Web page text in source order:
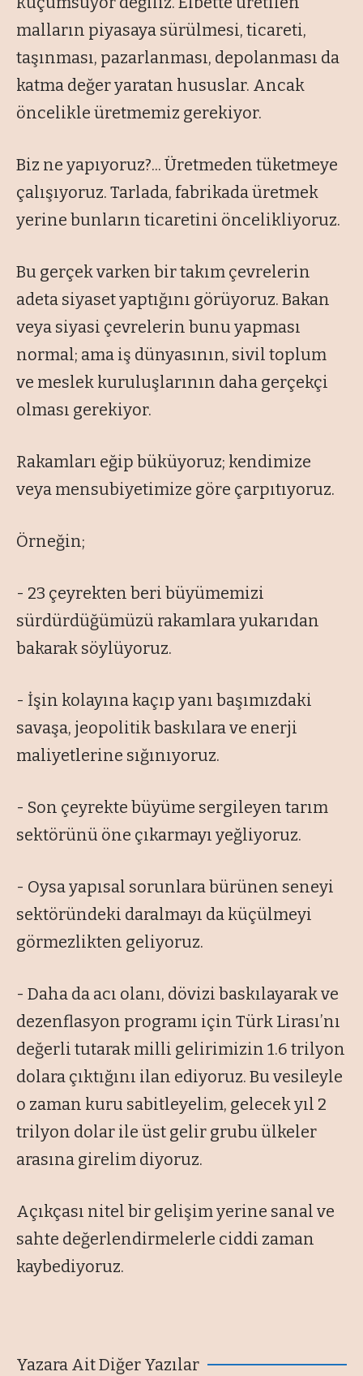
malların piyasaya sürülmesi, ticareti,
taşınması, pazarlanması, depolanması da
katma değer yaratan hususlar. Ancak
öncelikle üretmemiz gerekiyor.
Biz ne yapıyoruz?... Üretmeden tüketmeye
çalışıyoruz. Tarlada, fabrikada üretmek
yerine bunların ticaretini öncelikliyoruz.
Bu gerçek varken bir takım çevrelerin
adeta siyaset yaptığını görüyoruz. Bakan
veya siyasi çevrelerin bunu yapması
normal; ama iş dünyasının, sivil toplum
ve meslek kuruluşlarının daha gerçekçi
olması gerekiyor.
Rakamları eğip büküyoruz; kendimize
veya mensubiyetimize göre çarpıtıyoruz.
Örneğin;
- 23 çeyrekten beri büyümemizi
sürdürdüğümüzü rakamlara yukarıdan
bakarak söylüyoruz.
- İşin kolayına kaçıp yanı başımızdaki
savaşa, jeopolitik baskılara ve enerji
maliyetlerine sığınıyoruz.
- Son çeyrekte büyüme sergileyen tarım
sektörünü öne çıkarmayı yeğliyoruz.
- Oysa yapısal sorunlara bürünen seneyi
sektöründeki daralmayı da küçülmeyi
görmezlikten geliyoruz.
- Daha da acı olanı, dövizi baskılayarak ve
dezenflasyon programı için Türk Lirası’nı
değerli tutarak milli gelirimizin 1.6 trilyon
dolara çıktığını ilan ediyoruz. Bu vesileyle
o zaman kuru sabitleyelim, gelecek yıl 2
trilyon dolar ile üst gelir grubu ülkeler
arasına girelim diyoruz.
Açıkçası nitel bir gelişim yerine sanal ve
sahte değerlendirmelerle ciddi zaman
kaybediyoruz.
Yazara Ait Diğer Yazılar